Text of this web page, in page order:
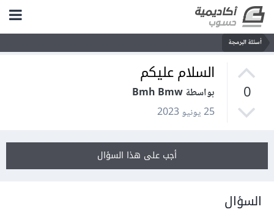
أسئلة البرمجة
0
السلام عليكم
بواسطة Bmh Bmw
25 يونيو 2023
أجب على هذا السؤال
السؤال